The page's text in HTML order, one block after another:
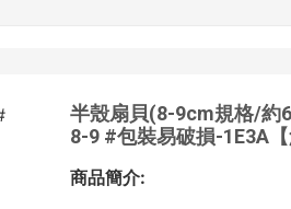
半殼扇貝(8-9cm規格/約
8-9 #包裝易破損-1E3A
商品簡介: